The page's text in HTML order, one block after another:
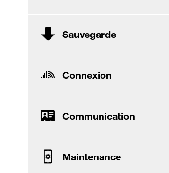
Sauvegarde
Connexion
Communication
Maintenance